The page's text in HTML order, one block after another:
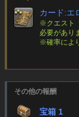
カード:エ
※クエスト
必要があり
※確率によ
その他の報酬
宝箱 1